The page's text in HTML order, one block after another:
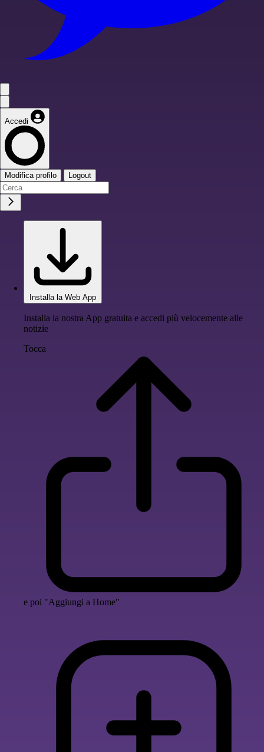
Accedi
Modifica profilo Logout
Installa la Web App
Installa la nostra App gratuita e accedi più velocemente alle
notizie
Tocca
e poi "Aggiungi a Home"